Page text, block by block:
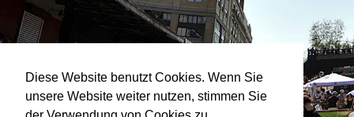
Diese Website benutzt Cookies. Wenn Sie
unsere Website weiter nutzen, stimmen Sie